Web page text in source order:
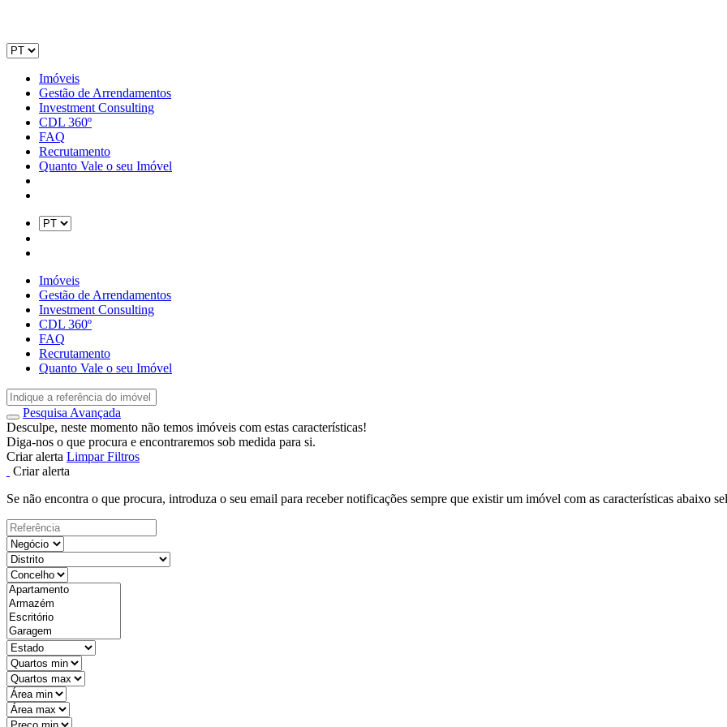
Imóveis
Gestão de Arrendamentos
Investment Consulting
CDL 360º
FAQ
Recrutamento
Quanto Vale o seu Imóvel
Imóveis
Gestão de Arrendamentos
Investment Consulting
CDL 360º
FAQ
Recrutamento
Quanto Vale o seu Imóvel
Pesquisa Avançada
Desculpe, neste momento não temos imóveis com estas características!
Diga-nos o que procura e encontraremos sob medida para si.
Criar alerta Limpar Filtros
Criar alerta
Se não encontra o que procura, introduza o seu email para receber notificações sempre que existir um imóvel com as características abaixo